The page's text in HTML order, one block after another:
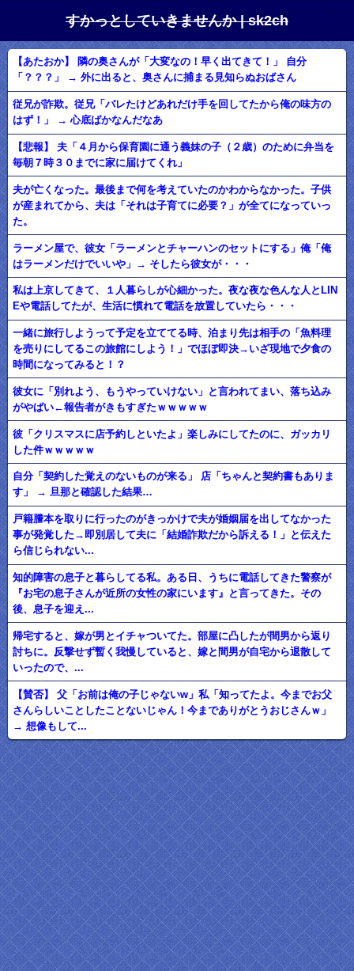
すかっとしていきませんか | sk2ch
【あたおか】 隣の奥さんが「大変なの！早く出てきて！」 自分
「？？？」 → 外に出ると、奥さんに捕まる見知らぬおばさん
従兄が詐欺。従兄「バレたけどあれだけ手を回してたから俺の味方の
はず！」 → 心底ばかなんだなあ
【悲報】 夫「４月から保育園に通う義妹の子（２歳）のために弁当を
毎朝７時３０までに家に届けてくれ」
夫が亡くなった。最後まで何を考えていたのかわからなかった。子供
が産まれてから、夫は「それは子育てに必要？」が全てになっていっ
た。
ラーメン屋で、彼女「ラーメンとチャーハンのセットにする」俺「俺
はラーメンだけでいいや」→ そしたら彼女が・・・
私は上京してきて、１人暮らしが心細かった。夜な夜な色んな人とLIN
Eや電話してたが、生活に慣れて電話を放置していたら・・・
一緒に旅行しようって予定を立ててる時、泊まり先は相手の「魚料理
を売りにしてるこの旅館にしよう！」でほぼ即決→いざ現地で夕食の
時間になってみると！？
彼女に「別れよう、もうやっていけない」と言われてまい、落ち込み
がやばい←報告者がきもすぎたｗｗｗｗｗ
彼「クリスマスに店予約しといたよ」楽しみにしてたのに、ガッカリ
した件ｗｗｗｗｗ
自分「契約した覚えのないものが来る」 店「ちゃんと契約書もありま
す」 → 旦那と確認した結果…
戸籍謄本を取りに行ったのがきっかけで夫が婚姻届を出してなかった
事が発覚した→即別居して夫に「結婚詐欺だから訴える！」と伝えた
ら信じられない...
知的障害の息子と暮らしてる私。ある日、うちに電話してきた警察が
『お宅の息子さんが近所の女性の家にいます』と言ってきた。その
後、息子を迎え...
帰宅すると、嫁が男とイチャついてた。部屋に凸したが間男から返り
討ちに。反撃せず暫く我慢していると、嫁と間男が自宅から退散して
いったので、...
【賛否】 父「お前は俺の子じゃないw」私「知ってたよ。今までお父
さんらしいことしたことないじゃん！今までありがとうおじさんｗ」
→ 想像もして...